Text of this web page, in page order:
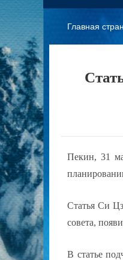
Главная
Пекин, 31
Статья Си
совета,
В статье